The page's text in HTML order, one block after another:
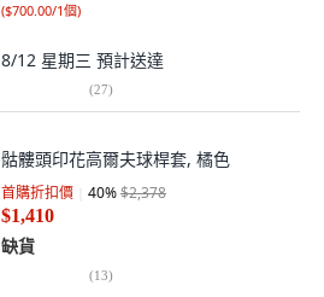
($700.00/1個)
8/12 星期三 預計送達
(27)
骷髏頭印花高爾夫球桿套, 橘色
首購折扣價 40%$2,378
$1,410
缺貨
(13)